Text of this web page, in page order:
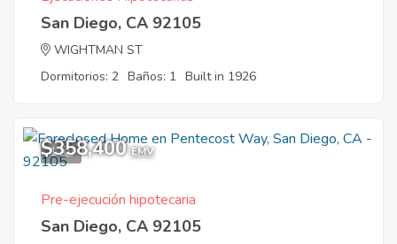
San Diego, CA 92105
WIGHTMAN ST
Dormitorios: 2 Baños: 1 Built in 1926
1
$358,400 EMV
Pre-ejecución hipotecaria
San Diego, CA 92105